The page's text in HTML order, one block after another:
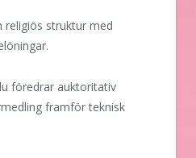
struktur med
föredrar auktoritativ
framför teknisk